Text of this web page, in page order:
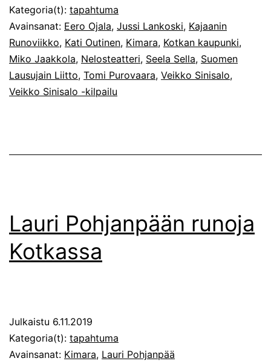
nuorille
lausujille
Kategoria(t): tapahtuma
Avainsanat: Eero Ojala, Jussi Lankoski, Kajaanin
Runoviikko, Kati Outinen, Kimara, Kotkan kaupunki,
Miko Jaakkola, Nelosteatteri, Seela Sella, Suomen
Lausujain Liitto, Tomi Purovaara, Veikko Sinisalo,
Veikko Sinisalo -kilpailu
Lauri Pohjanpään runoja
Kotkassa
Julkaistu 6.11.2019
Kategoria(t): tapahtuma
Avainsanat: Kimara, Lauri Pohjanpää